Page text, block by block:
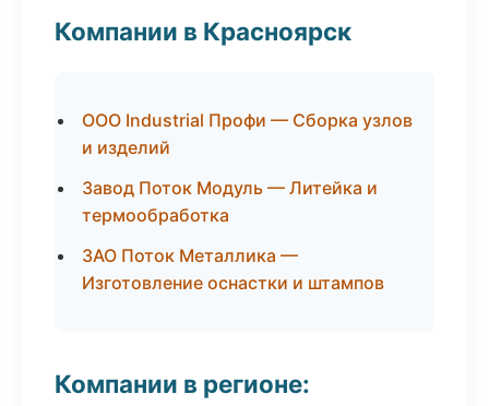
Компании в Красноярск
ООО Industrial Профи — Сборка узлов
и изделий
Завод Поток Модуль — Литейка и
термообработка
ЗАО Поток Металлика —
Изготовление оснастки и штампов
Компании в регионе: